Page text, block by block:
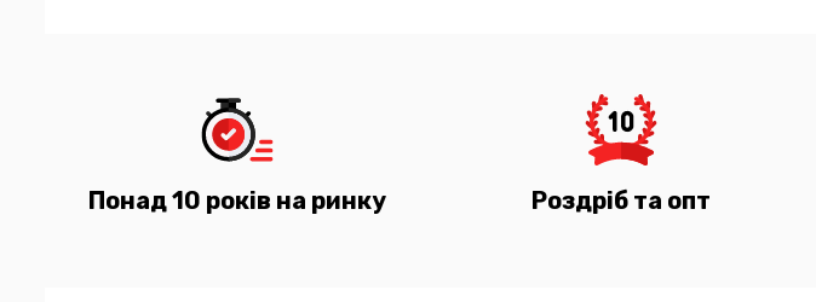
Понад 10 років на ринку Роздріб та опт